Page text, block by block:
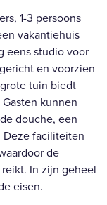
1-3 persoons
vakantiehuis
eens studio voor
en voorzien
tuin biedt
kunnen
douche, een
Deze faciliteiten
de
In zijn geheel
eisen.